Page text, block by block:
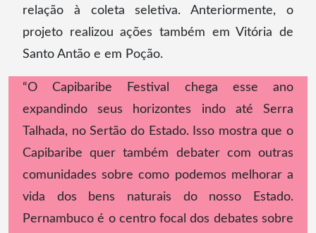
relação à coleta seletiva. Anteriormente, o
projeto realizou ações também em Vitória de
Santo Antão e em Poção.
“O Capibaribe Festival chega esse ano
expandindo seus horizontes indo até Serra
Talhada, no Sertão do Estado. Isso mostra que o
Capibaribe quer também debater com outras
comunidades sobre como podemos melhorar a
vida dos bens naturais do nosso Estado.
Pernambuco é o centro focal dos debates sobre